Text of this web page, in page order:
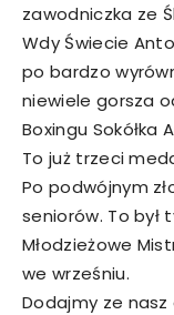
zawodniczka ze
Wdy Świecie
po bardzo
niewiele gorsza
Boxingu Sokółka
To już trzeci
Po podwójnym
seniorów. To był
Młodzieżowe
we wrześniu.
Dodajmy ze nasz